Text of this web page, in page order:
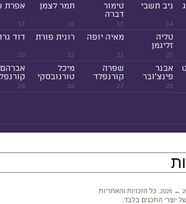
14
ניב תשבי
15
טימור
דברה
16
תמר לצמן
17
אפרת
20
טליה
זליגמן
21
מאיה יופה
22
רונית פורת
23
דוד
26
אבנר
פינצ'ובר
27
שפרה
קורנפלד
28
מיכל
טורנובסקי
29
אברהם
2026 ←
. כל הזכויות והאחריות
יוצרי התכנים בלבד.